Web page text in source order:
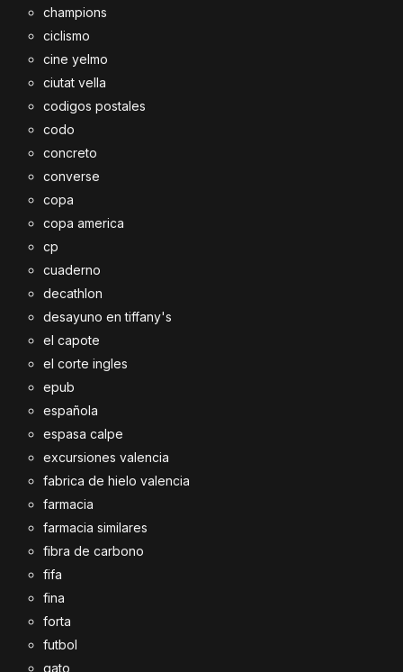
champions
ciclismo
cine yelmo
ciutat vella
codigos postales
codo
concreto
converse
copa
copa america
cp
cuaderno
decathlon
desayuno en tiffany's
el capote
el corte ingles
epub
española
espasa calpe
excursiones valencia
fabrica de hielo valencia
farmacia
farmacia similares
fibra de carbono
fifa
fina
forta
futbol
gato